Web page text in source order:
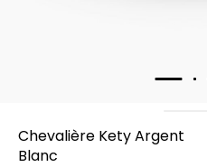
Chevalière Kety Argent
Blanc